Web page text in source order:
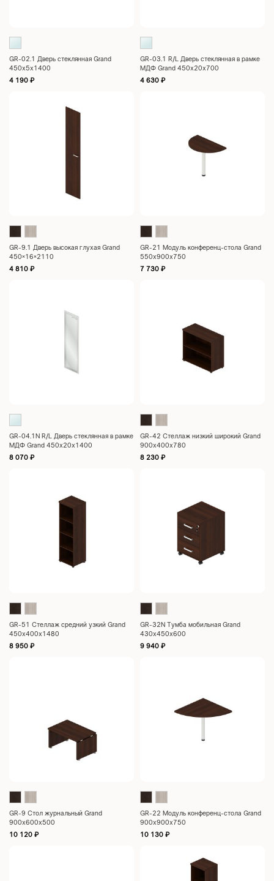
GR-02.1 Дверь стеклянная Grand
450x5x1400
4 190 ₽
GR-03.1 R/L Дверь стеклянная в рамке
МДФ Grand 450x20x700
4 630 ₽
GR-9.1 Дверь высокая глухая Grand
450×16×2110
4 810 ₽
GR-21 Модуль конференц-стола Grand
550x900x750
7 730 ₽
GR-04.1N R/L Дверь стеклянная в рамке
МДФ Grand 450x20x1400
8 070 ₽
GR-42 Стеллаж низкий широкий Grand
900x400x780
8 230 ₽
GR-51 Стеллаж средний узкий Grand
450x400x1480
8 950 ₽
GR-32N Тумба мобильная Grand
430x450x600
9 940 ₽
GR-9 Стол журнальный Grand
900х600х500
10 120 ₽
GR-22 Модуль конференц-стола Grand
900x900x750
10 130 ₽